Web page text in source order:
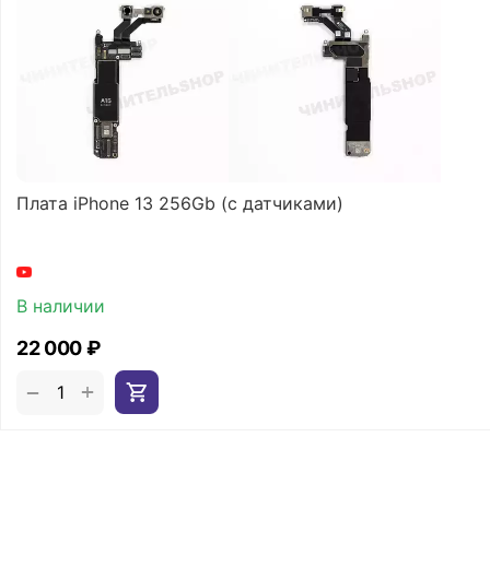
Плата iPhone 13 256Gb (с датчиками)
В наличии
22 000₽
+
−